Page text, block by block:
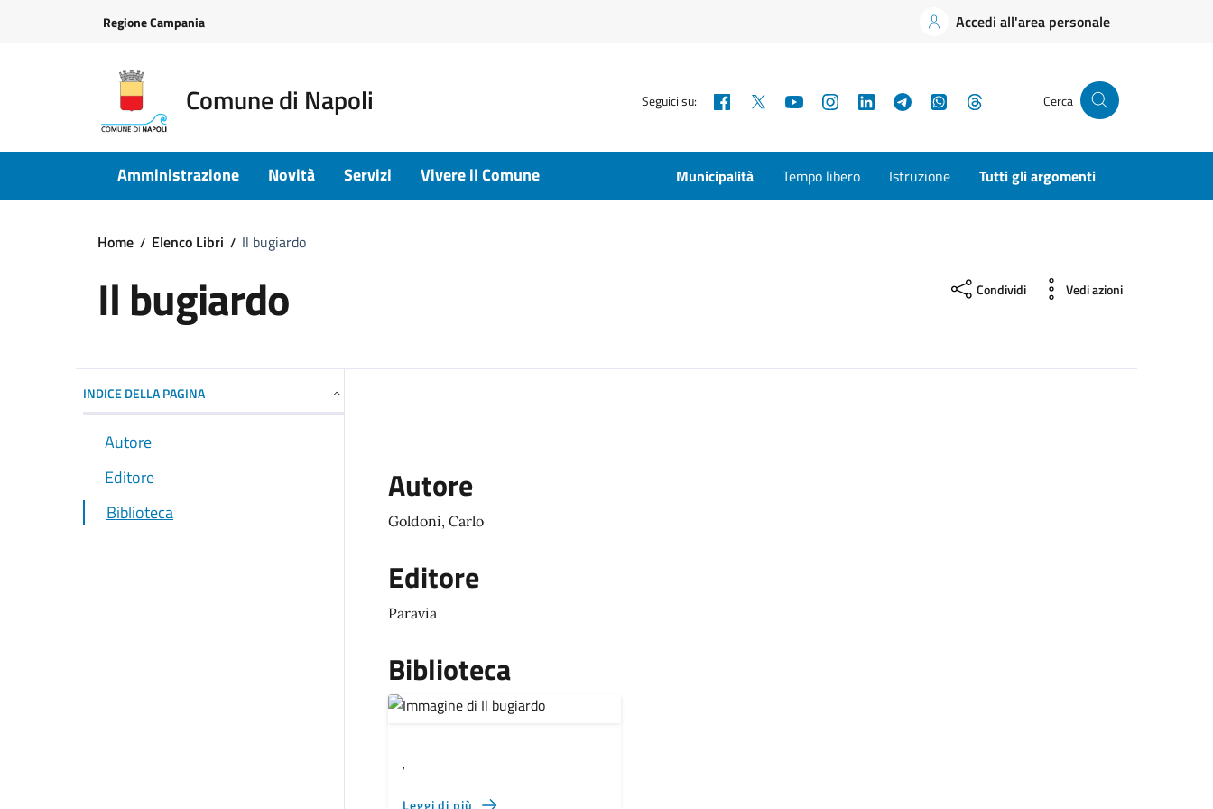
Regione Campania Accedi all'area personale
Comune di Napoli Seguici su: Facebook YouTubeInstagramLinkedInTelegramWhatsApp Cerca
Amministrazione Novità Servizi Vivere il Comune Municipalità Tempo libero Istruzione Tutti gli argomenti
Home Elenco Libri Il bugiardo
Il bugiardo Condividi Vedi azioni
INDICE DELLA PAGINA
Autore
Editore
Biblioteca
Autore
Goldoni, Carlo
Editore
Paravia
Biblioteca
,
Leggi di più